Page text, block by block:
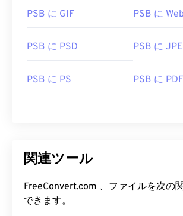
PSB に GIF PSB に
PSB に PSD PSB に
PSB に PS PSB に PDF
関連ツール
FreeConvert.com 、ファイルを次の
できます。